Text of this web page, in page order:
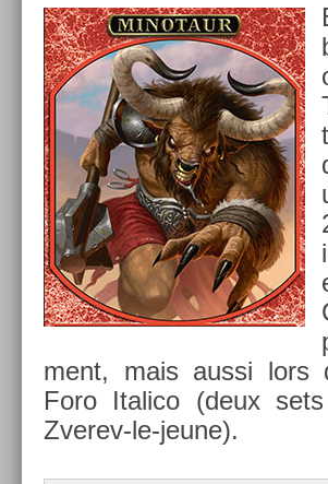
ment, mais aussi lors
Foro Italico (deux
Zverev-le-jeune).